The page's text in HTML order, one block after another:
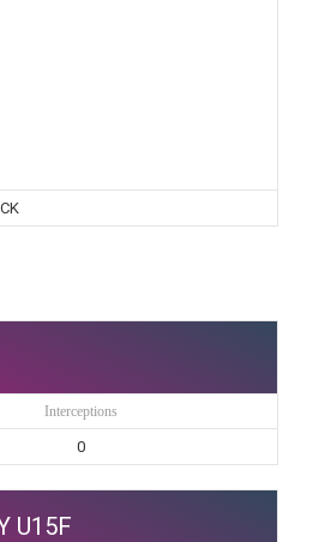
Interceptions
0
U15F